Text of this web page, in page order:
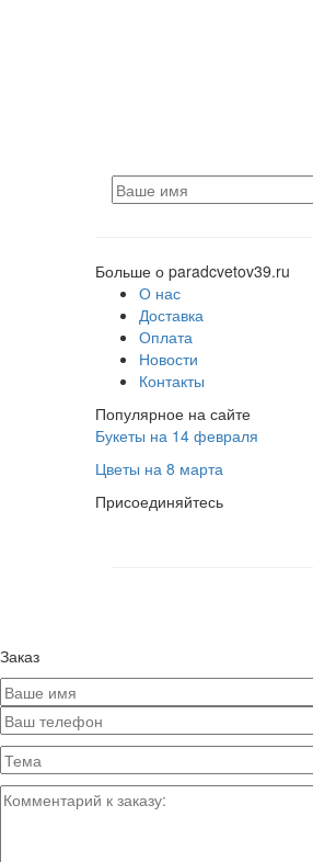
Больше о paradcvetov39.ru
О нас
Доставка
Оплата
Новости
Контакты
Популярное на сайте
Букеты на 14 февраля
Цветы на 8 марта
Присоединяйтесь
Заказ